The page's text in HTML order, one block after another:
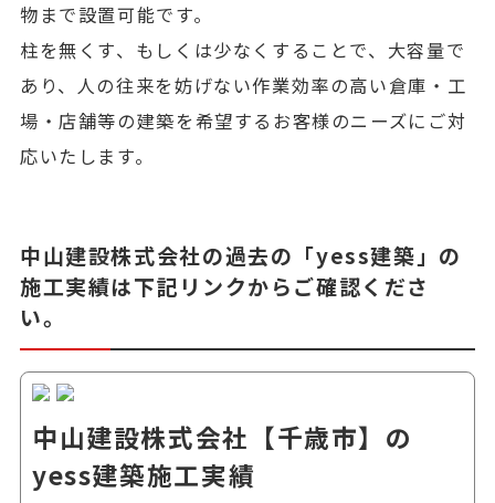
物まで設置可能です。
柱を無くす、もしくは少なくすることで、大容量で
あり、人の往来を妨げない作業効率の高い倉庫・工
場・店舗等の建築を希望するお客様のニーズにご対
応いたします。
中山建設株式会社の過去の「yess建築」の
施工実績は下記リンクからご確認くださ
い。
中山建設株式会社【千歳市】の
yess建築施工実績